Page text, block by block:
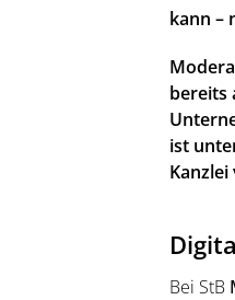
kann –
bereits
ist
Bei StB